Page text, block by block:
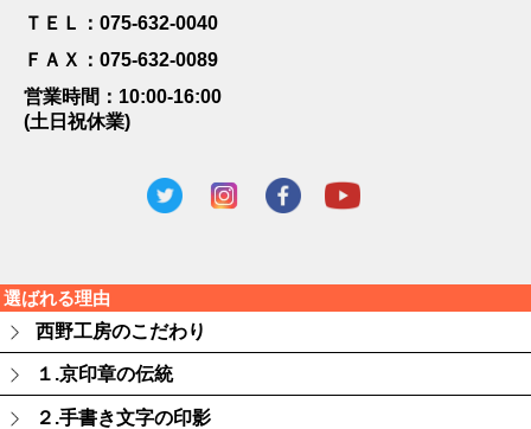
ＴＥＬ：075-632-0040
ＦＡＸ：075-632-0089
営業時間：10:00-16:00
(土日祝休業)
選ばれる理由
西野工房のこだわり
１.京印章の伝統
２.手書き文字の印影